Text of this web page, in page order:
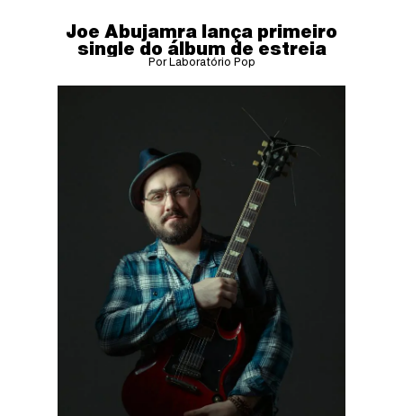
Joe Abujamra lança primeiro
single do álbum de estreia
Por Laboratório Pop